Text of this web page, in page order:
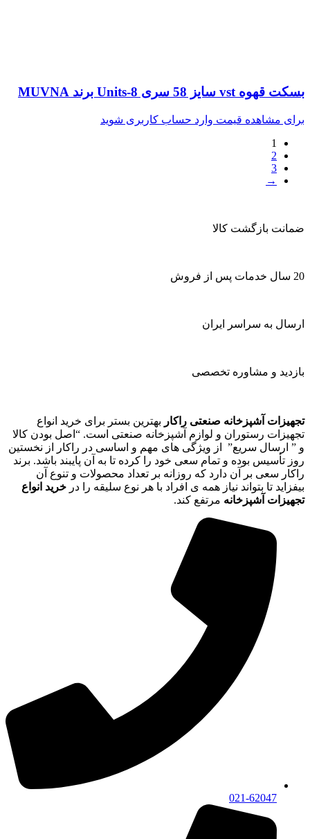
بسکت قهوه vst سایز 58 سری Units-8 برند MUVNA
برای مشاهده قیمت وارد حساب کاربری شوید
1
2
3
→
ضمانت بازگشت کالا
20 سال خدمات پس از فروش
ارسال به سراسر ایران
بازدید و مشاوره تخصصی
تجهیزات آشپزخانه صنعتی راکار بهترین بستر برای خرید انواع
تجهیزات رستوران و لوازم آشپزخانه صنعتی است. “اصل بودن کالا
و ” ارسال سریع” از ویژگی های مهم و اساسی در راکار از نخستین
روز تأسیس بوده و تمام سعی خود را کرده تا به آن پایبند باشد. برند
راکار سعی بر آن دارد که روزانه بر تعداد محصولات و تنوع آن
بیفزاید تا بتواند نیاز همه ی افراد با هر نوع سلیقه را در خرید انواع
تجهیزات آشپزخانه مرتفع کند.
021-62047